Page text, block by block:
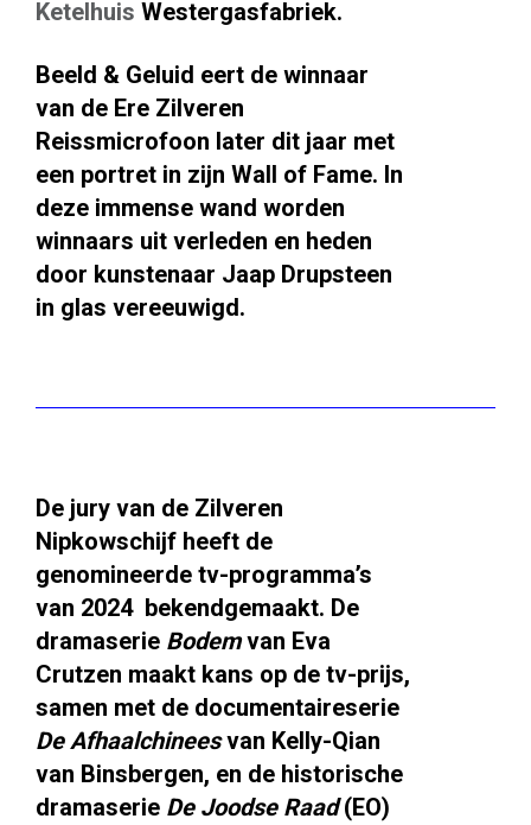
Ketelhuis Westergasfabriek.
Beeld & Geluid eert de winnaar
van de Ere Zilveren
Reissmicrofoon later dit jaar met
een portret in zijn Wall of Fame. In
deze immense wand worden
winnaars uit verleden en heden
door kunstenaar Jaap Drupsteen
in glas vereeuwigd.
De jury van de Zilveren
Nipkowschijf heeft de
genomineerde tv-programma’s
van 2024 bekendgemaakt. De
dramaserie Bodemvan Eva
Crutzen maakt kans op de tv-prijs,
samen met de documentaireserie
De Afhaalchineesvan Kelly-Qian
van Binsbergen, en de historische
dramaserie De Joodse Raad(EO)